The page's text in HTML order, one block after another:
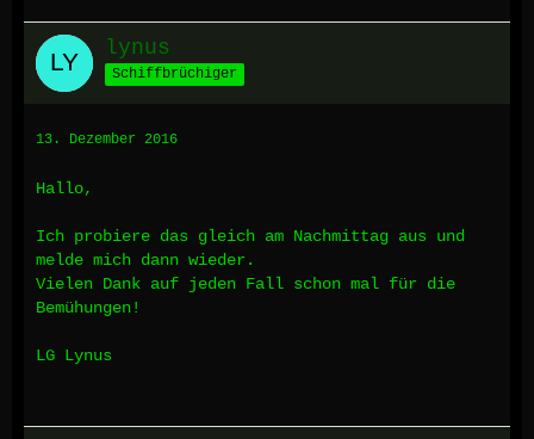
lynus
Schiffbrüchiger
13. Dezember 2016
Hallo,
Ich probiere das gleich am Nachmittag aus und
melde mich dann wieder.
Vielen Dank auf jeden Fall schon mal für die
Bemühungen!
LG Lynus